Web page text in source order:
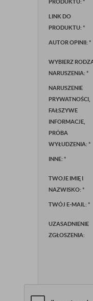
PRODUKTU: *
LINK DO
PRODUKTU: *
AUTOR OPINII: *
WYBIERZ
NARUSZENIA: *
NARUSZENIE
PRYWATNOŚCI,
FAŁSZYWE
INFORMACJE,
PRÓBA
WYŁUDZENIA: *
INNE: *
TWOJE IMIĘ I
NAZWISKO: *
TWÓJ E-MAIL: *
UZASADNIENIE
ZGŁOSZENIA: